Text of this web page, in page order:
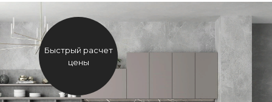
Быстрый расчет
цены